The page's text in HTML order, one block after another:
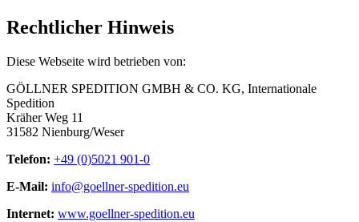
Rechtlicher Hinweis
Diese Webseite wird betrieben von:
GÖLLNER SPEDITION GMBH & CO. KG, Internationale
Spedition
Kräher Weg 11
31582 Nienburg/Weser
Telefon: +49 (0)5021 901-0
E-Mail: info@goellner-spedition.eu
Internet: www.goellner-spedition.eu